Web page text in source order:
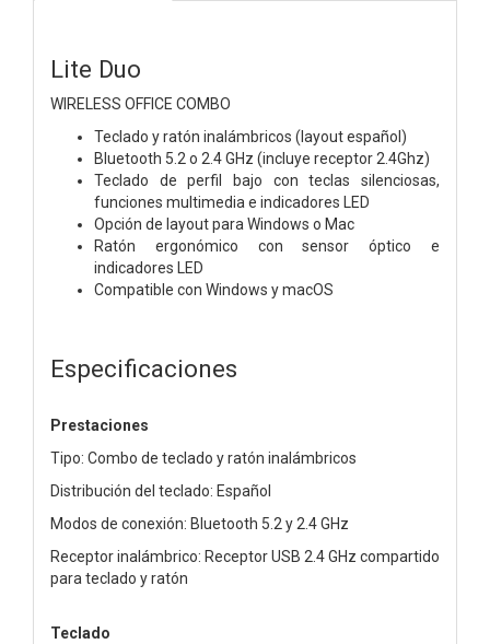
Lite Duo
WIRELESS OFFICE COMBO
Teclado y ratón inalámbricos (layout español)
Bluetooth 5.2 o 2.4 GHz (incluye receptor 2.4Ghz)
Teclado de perfil bajo con teclas silenciosas,
funciones multimedia e indicadores LED
Opción de layout para Windows o Mac
Ratón ergonómico con sensor óptico e
indicadores LED
Compatible con Windows y macOS
Especificaciones
Prestaciones
Tipo: Combo de teclado y ratón inalámbricos
Distribución del teclado: Español
Modos de conexión: Bluetooth 5.2 y 2.4 GHz
Receptor inalámbrico: Receptor USB 2.4 GHz compartido
para teclado y ratón
Teclado